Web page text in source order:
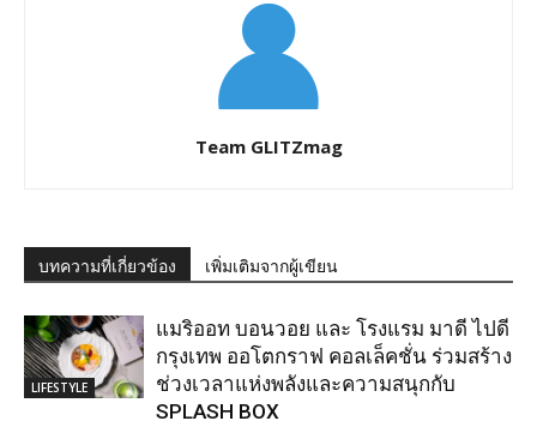
Team GLITZmag
บทความที่เกี่ยวข้อง เพิ่มเติมจากผู้เขียน
LIFESTYLE
แมริออท บอนวอย และ โรงแรม มาดี ไปดี
กรุงเทพ ออโตกราฟ คอลเล็คชั่น ร่วมสร้าง
ช่วงเวลาแห่งพลังและความสนุกกับ
SPLASH BOX